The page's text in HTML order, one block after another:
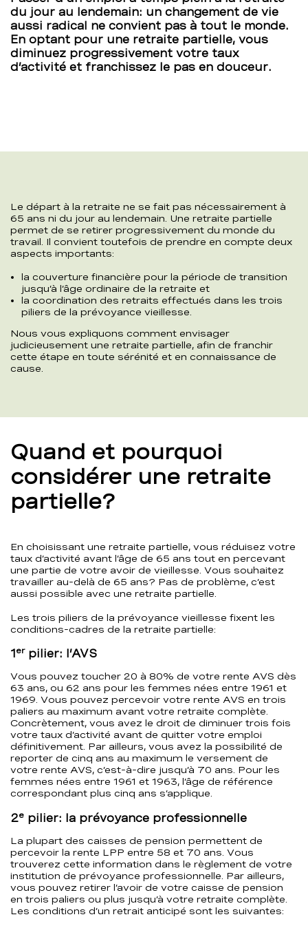
du jour au lendemain: un changement de vie
aussi radical ne convient pas à tout le monde.
En optant pour une retraite partielle, vous
diminuez progressivement votre taux
d’activité et franchissez le pas en douceur.
Le départ à la retraite ne se fait pas nécessairement à
65 ans ni du jour au lendemain. Une retraite partielle
permet de se retirer progressivement du monde du
travail. Il convient toutefois de prendre en compte deux
aspects importants:
la couverture financière pour la période de transition
jusqu’à l’âge ordinaire de la retraite et
la coordination des retraits effectués dans les trois
piliers de la prévoyance vieillesse.
Nous vous expliquons comment envisager
judicieusement une retraite partielle, afin de franchir
cette étape en toute sérénité et en connaissance de
cause.
Quand et pourquoi
considérer une retraite
partielle?
En choisissant une retraite partielle, vous réduisez votre
taux d’activité avant l’âge de 65 ans tout en percevant
une partie de votre avoir de vieillesse. Vous souhaitez
travailler au-delà de 65 ans? Pas de problème, c’est
aussi possible avec une retraite partielle.
Les trois piliers de la prévoyance vieillesse fixent les
conditions-cadres de la retraite partielle:
1 erpilier: l’AVS
Vous pouvez toucher 20 à 80% de votre rente AVS dès
63 ans, ou 62 ans pour les femmes nées entre 1961 et
1969. Vous pouvez percevoir votre rente AVS en trois
paliers au maximum avant votre retraite complète.
Concrètement, vous avez le droit de diminuer trois fois
votre taux d’activité avant de quitter votre emploi
définitivement. Par ailleurs, vous avez la possibilité de
reporter de cinq ans au maximum le versement de
votre rente AVS, c’est-à-dire jusqu’à 70 ans. Pour les
femmes nées entre 1961 et 1963, l’âge de référence
correspondant plus cinq ans s’applique.
2e pilier: la prévoyance professionnelle
La plupart des caisses de pension permettent de
percevoir la rente LPP entre 58 et 70 ans. Vous
trouverez cette information dans le règlement de votre
institution de prévoyance professionnelle. Par ailleurs,
vous pouvez retirer l’avoir de votre caisse de pension
en trois paliers ou plus jusqu’à votre retraite complète.
Les conditions d’un retrait anticipé sont les suivantes: